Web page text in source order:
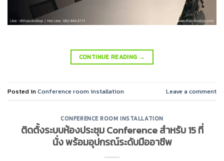
CONTINUE READING →
Posted inConference room installation Leave a comment
CONFERENCE ROOM INSTALLATION
ติดตั้งระบบห้องประชุม Conference สำหรับ 15 ที่
นั่ง พร้อมอุปกรณ์ระดับมืออาชีพ